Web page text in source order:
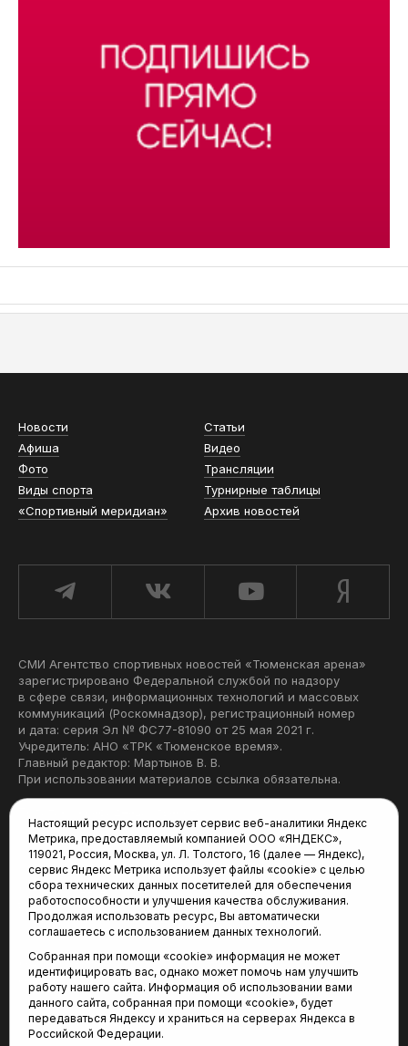
Новости
Статьи
Афиша
Видео
Фото
Трансляции
Виды спорта
Турнирные таблицы
«Спортивный меридиан»
Архив новостей
СМИ Агентство спортивных новостей «Тюменская арена»
зарегистрировано Федеральной службой по надзору
в сфере связи, информационных технологий и массовых
коммуникаций (Роскомнадзор), регистрационный номер
и дата: серия Эл № ФС77-81090 от 25 мая 2021 г.
Учредитель: АНО «ТРК «Тюменское время».
Главный редактор: Мартынов В. В.
При использовании материалов ссылка обязательна.
Редакция:
625035, Тюмень, пр. Геологоразведчиков, 28А
(3452) 68-22-28
tum-arena@mail.ru
Отдел продаж:
(3452) 68-89-78
kotovaev@sibinformburo.ru
Настоящий ресурс использует сервис веб-аналитики Яндекс
Метрика, предоставляемый компанией ООО «ЯНДЕКС»,
119021, Россия, Москва, ул. Л. Толстого, 16 (далее — Яндекс),
сервис Яндекс Метрика использует файлы «cookie» с целью
сбора технических данных посетителей для обеспечения
работоспособности и улучшения качества обслуживания.
Продолжая использовать ресурс, Вы автоматически
соглашаетесь с использованием данных технологий.
Собранная при помощи «cookie» информация не может
идентифицировать вас, однако может помочь нам улучшить
работу нашего сайта. Информация об использовании вами
данного сайта, собранная при помощи «cookie», будет
передаваться Яндексу и храниться на серверах Яндекса в
Российской Федерации.